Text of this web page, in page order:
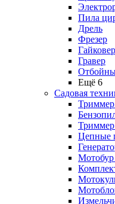
Пила
Дрель
Фрезер
Гравер
Ещё 6
Садовая
Триммер
Триммер
Цепные